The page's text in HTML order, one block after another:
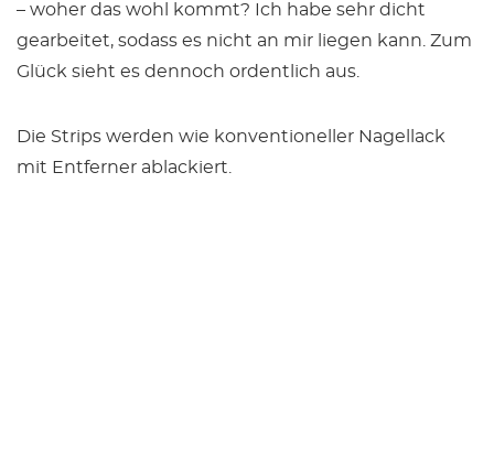
– woher das wohl kommt? Ich habe sehr dicht
gearbeitet, sodass es nicht an mir liegen kann. Zum
Glück sieht es dennoch ordentlich aus.
Die Strips werden wie konventioneller Nagellack
mit Entferner ablackiert.